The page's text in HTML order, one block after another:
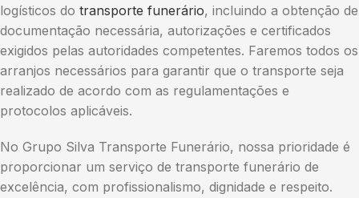
logísticos do transporte funerário, incluindo a obtenção de
documentação necessária, autorizações e certificados
exigidos pelas autoridades competentes. Faremos todos os
arranjos necessários para garantir que o transporte seja
realizado de acordo com as regulamentações e
protocolos aplicáveis.
No Grupo Silva Transporte Funerário, nossa prioridade é
proporcionar um serviço de transporte funerário de
excelência, com profissionalismo, dignidade e respeito.